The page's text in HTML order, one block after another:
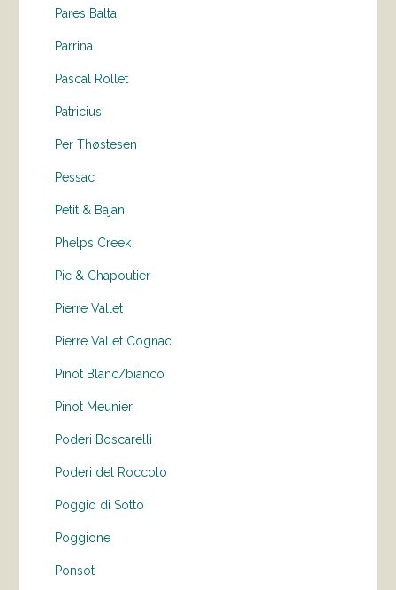
Pares Balta
Parrina
Pascal Rollet
Patricius
Per Thøstesen
Pessac
Petit & Bajan
Phelps Creek
Pic & Chapoutier
Pierre Vallet
Pierre Vallet Cognac
Pinot Blanc/bianco
Pinot Meunier
Poderi Boscarelli
Poderi del Roccolo
Poggio di Sotto
Poggione
Ponsot